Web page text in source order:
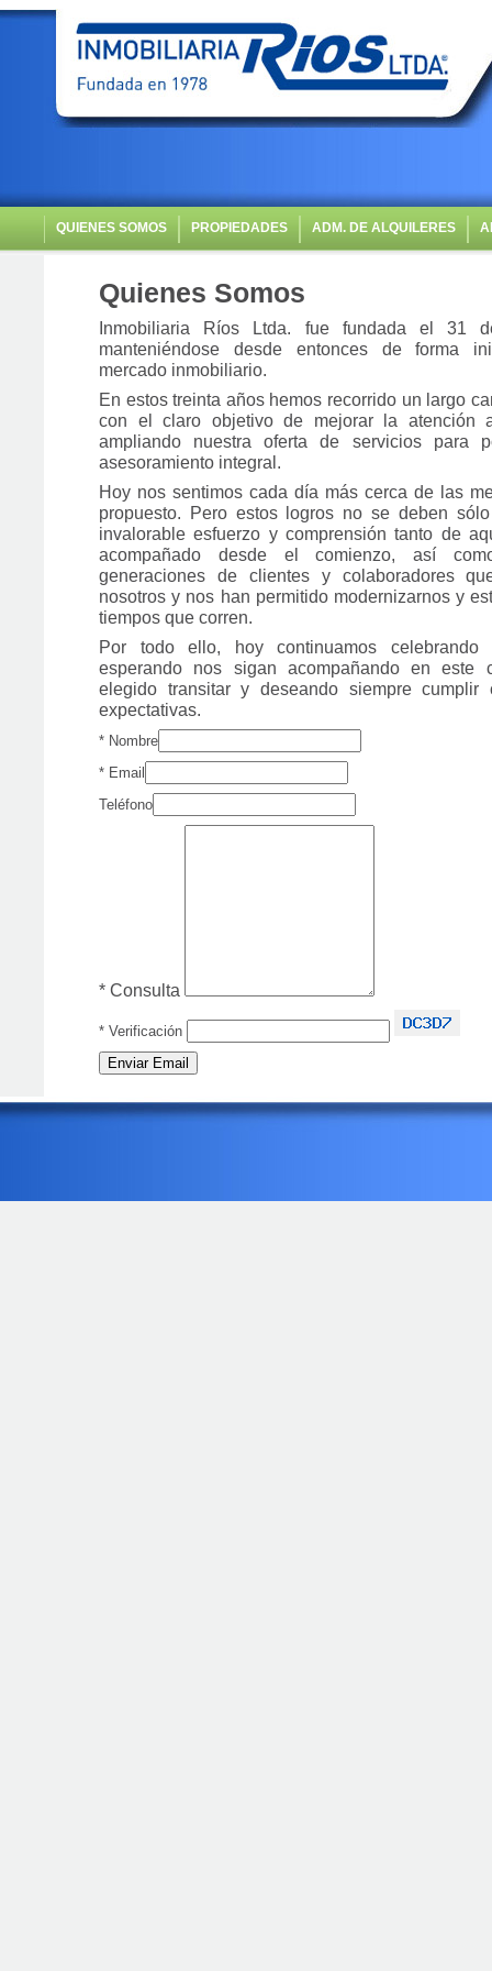
QUIENES SOMOS PROPIEDADES ADM. DE ALQUILERES
Quienes Somos
Inmobiliaria Ríos Ltda. fue fundada el 31
manteniéndose desde entonces de forma
mercado inmobiliario.
En estos treinta años hemos recorrido un largo
con el claro objetivo de mejorar la atención
ampliando nuestra oferta de servicios para
asesoramiento integral.
Hoy nos sentimos cada día más cerca de las
propuesto. Pero estos logros no se deben
invalorable esfuerzo y comprensión tanto de
acompañado desde el comienzo, así
generaciones de clientes y colaboradores
nosotros y nos han permitido modernizarnos y
tiempos que corren.
Por todo ello, hoy continuamos celebrando
esperando nos sigan acompañando en este
elegido transitar y deseando siempre cumplir
expectativas.
* Nombre
* Email
Teléfono
* Consulta
* Verificación